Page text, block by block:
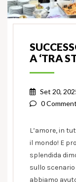
A ‘TRA
Set 20,
0
L’amore, in
il mondo! E
splendida
sullo scenario
abbiamo